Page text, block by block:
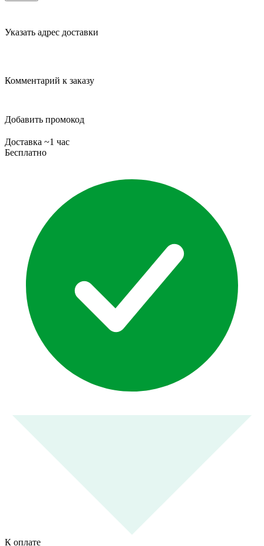
Указать адрес доставки
Комментарий к заказу
Добавить промокод
Доставка ~1 час
Бесплатно
К оплате